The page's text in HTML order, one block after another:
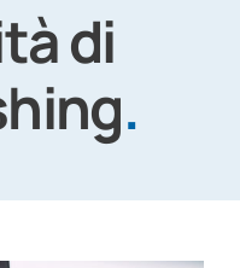
INPUBLISHING <
di
.